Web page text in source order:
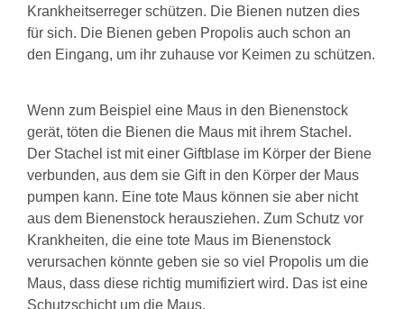
Krankheitserreger schützen. Die Bienen nutzen dies
für sich. Die Bienen geben Propolis auch schon an
den Eingang, um ihr zuhause vor Keimen zu schützen.
Wenn zum Beispiel eine Maus in den Bienenstock
gerät, töten die Bienen die Maus mit ihrem Stachel.
Der Stachel ist mit einer Giftblase im Körper der Biene
verbunden, aus dem sie Gift in den Körper der Maus
pumpen kann. Eine tote Maus können sie aber nicht
aus dem Bienenstock herausziehen. Zum Schutz vor
Krankheiten, die eine tote Maus im Bienenstock
verursachen könnte geben sie so viel Propolis um die
Maus, dass diese richtig mumifiziert wird. Das ist eine
Schutzschicht um die Maus.